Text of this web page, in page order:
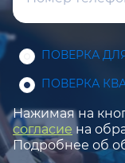
ПОВЕРКА
ПОВЕРКА
Нажимая на
согласие на
Подробнее об